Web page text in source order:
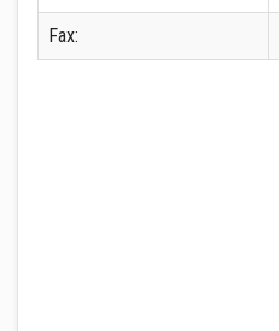
Fax: